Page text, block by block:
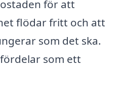
för att
flödar fritt och att
som det ska.
som ett